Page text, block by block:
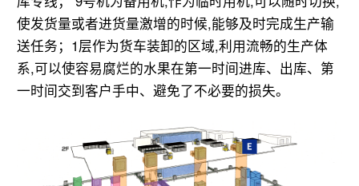
使发货量或者进货量激增的时候,能够及时完成生产输
送任务；1层作为货车装卸的区域,利用流畅的生产体
系,可以使容易腐烂的水果在第一时间进库、出库、第
一时间交到客户手中、避免了不必要的损失。